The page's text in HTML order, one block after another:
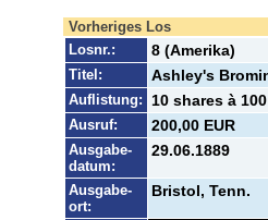
Vorheriges Los
Losnr.:
8 (Amerika)
Titel: Ashley's
Auflistung: 10 shares à
Ausruf: 200,00 EUR
Ausgabe-
datum:
29.06.1889
Ausgabe-
ort:
Bristol, Tenn.